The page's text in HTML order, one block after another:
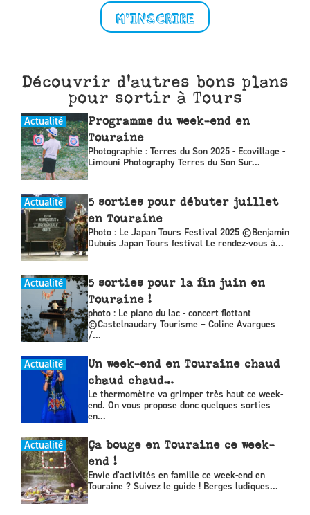
M'INSCRIRE
Découvrir d'autres bons plans
pour sortir à Tours
Actualité
Programme du week-end en
Touraine
Photographie : Terres du Son 2025 - Ecovillage -
Limouni Photography Terres du Son Sur...
Actualité
5 sorties pour débuter juillet
en Touraine
Photo : Le Japan Tours Festival 2025 ©Benjamin
Dubuis Japan Tours festival Le rendez-vous à...
Actualité
5 sorties pour la fin juin en
Touraine !
photo : Le piano du lac - concert flottant
©Castelnaudary Tourisme – Coline Avargues
/...
Actualité
Un week-end en Touraine chaud
chaud chaud…
Le thermomètre va grimper très haut ce week-
end. On vous propose donc quelques sorties
en...
Actualité
Ça bouge en Touraine ce week-
end !
Envie d'activités en famille ce week-end en
Touraine ? Suivez le guide ! Berges ludiques...